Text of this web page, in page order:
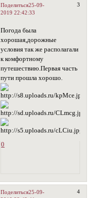
Поделиться 3
25-09-
2019 22:42:33
Погода была
хорошая,дорожные
условия так же располагали
к комфортному
путешествию.Первая часть
пути прошла хорошо.
0
Поделиться 4
25-09-